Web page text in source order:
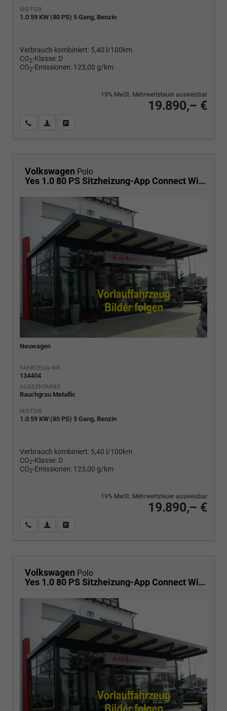
MOTOR
1.0 59 KW (80 PS) 5 Gang, Benzin
Verbrauch kombiniert: 5,40 l/100km
CO2-Klasse: D
CO2-Emissionen: 123,00 g/km
19.890,– €
19% MwSt. Mehrwertsteuer ausweisbar
Wir rufen Sie anPDF-Fahrzeugexposé drucken
Volkswagen Polo
Yes 1.0 80 PS Sitzheizung-App Connect Wireless-Einparkhilfe-Klima-Sofort
Neuwagen
FAHRZEUG-NR.
134404
AUSSENFARBE
Rauchgrau Metallic
MOTOR
1.0 59 KW (80 PS) 5 Gang, Benzin
Verbrauch kombiniert: 5,40 l/100km
CO2-Klasse: D
CO2-Emissionen: 123,00 g/km
19.890,– €
19% MwSt. Mehrwertsteuer ausweisbar
Wir rufen Sie anPDF-Fahrzeugexposé drucken
Volkswagen Polo
Yes 1.0 80 PS Sitzheizung-App Connect Wireless-Einparkhilfe-Klima-Sofort